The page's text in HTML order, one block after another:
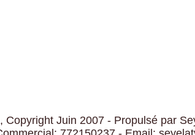
Copyright Juin 2007 - Propulsé par